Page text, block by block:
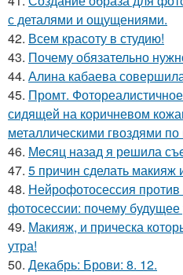
с деталями и ощущениями.
42. Всем красоту в студию!
43. Почему обязательно
44. Алина кабаева
45. Промт.
сидящей на коричневом
металлическими гвоздями
46. Мeсяц назад я рeшила
47. 5 причин сделать макияж
48. Нейрофотосессия
фотосессии: почему будущее
49. Макияж, и прическа
утра!
50. Декабрь: Брови: 8. 12.